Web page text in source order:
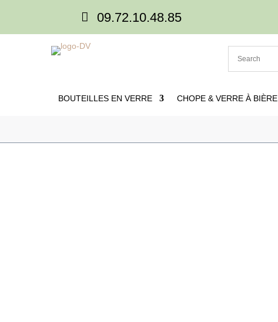
 09.72.10.48.85
BOUTEILLES EN VERRE CHOPE & VERRE À BIÈRE